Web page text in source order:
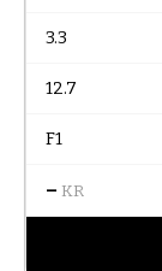
3.3
12.7
F1
– KR